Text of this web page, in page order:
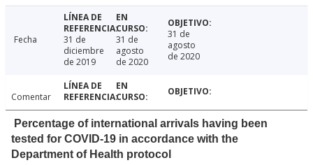
Fecha
31 de
diciembre
de 2019
31 de
agosto
de 2020
31 de
agosto
de 2020
Comentar
Percentage of international arrivals having been
tested for COVID-19 in accordance with the
Department of Health protocol